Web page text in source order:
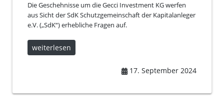
Die Geschehnisse um die Gecci Investment KG werfen
aus Sicht der SdK Schutzgemeinschaft der Kapitalanleger
e.V. („SdK“) erhebliche Fragen auf.
weiterlesen
17. September 2024